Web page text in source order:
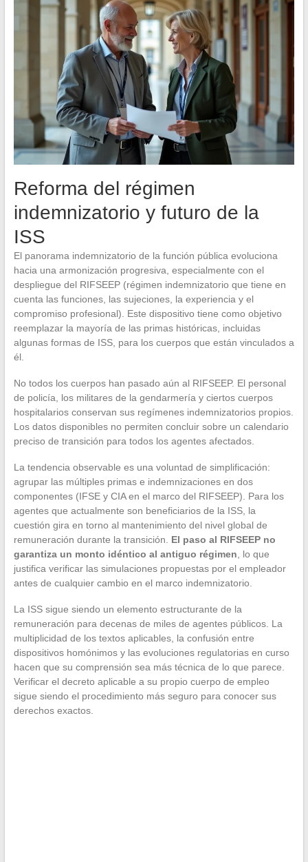
Reforma del régimen
indemnizatorio y futuro de la
ISS
El panorama indemnizatorio de la función pública evoluciona
hacia una armonización progresiva, especialmente con el
despliegue del RIFSEEP (régimen indemnizatorio que tiene en
cuenta las funciones, las sujeciones, la experiencia y el
compromiso profesional). Este dispositivo tiene como objetivo
reemplazar la mayoría de las primas históricas, incluidas
algunas formas de ISS, para los cuerpos que están vinculados a
él.
No todos los cuerpos han pasado aún al RIFSEEP. El personal
de policía, los militares de la gendarmería y ciertos cuerpos
hospitalarios conservan sus regímenes indemnizatorios propios.
Los datos disponibles no permiten concluir sobre un calendario
preciso de transición para todos los agentes afectados.
La tendencia observable es una voluntad de simplificación:
agrupar las múltiples primas e indemnizaciones en dos
componentes (IFSE y CIA en el marco del RIFSEEP). Para los
agentes que actualmente son beneficiarios de la ISS, la
cuestión gira en torno al mantenimiento del nivel global de
remuneración durante la transición. El paso al RIFSEEP no
garantiza un monto idéntico al antiguo régimen , lo que
justifica verificar las simulaciones propuestas por el empleador
antes de cualquier cambio en el marco indemnizatorio.
La ISS sigue siendo un elemento estructurante de la
remuneración para decenas de miles de agentes públicos. La
multiplicidad de los textos aplicables, la confusión entre
dispositivos homónimos y las evoluciones regulatorias en curso
hacen que su comprensión sea más técnica de lo que parece.
Verificar el decreto aplicable a su propio cuerpo de empleo
sigue siendo el procedimiento más seguro para conocer sus
derechos exactos.